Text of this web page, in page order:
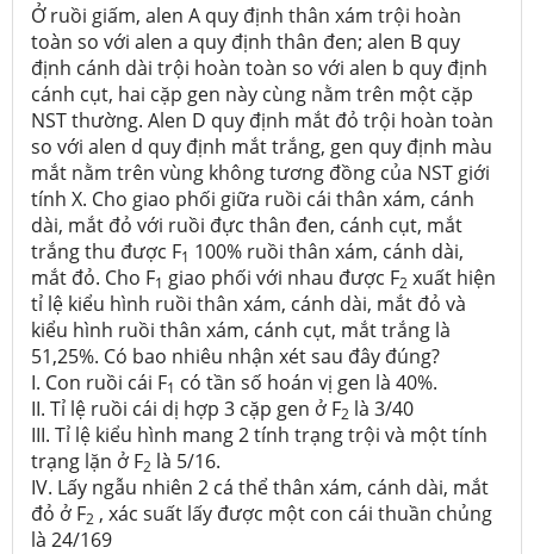
Ở ruồi giấm, alen A quy định thân xám trội hoàn
toàn so với alen a quy định thân đen; alen B quy
định cánh dài trội hoàn toàn so với alen b quy định
cánh cụt, hai cặp gen này cùng nằm trên một cặp
NST thường. Alen D quy định mắt đỏ trội hoàn toàn
so với alen d quy định mắt trắng, gen quy định màu
mắt nằm trên vùng không tương đồng của NST giới
tính X. Cho giao phối giữa ruồi cái thân xám, cánh
dài, mắt đỏ với ruồi đực thân đen, cánh cụt, mắt
trắng thu được F1 100% ruồi thân xám, cánh dài,
mắt đỏ. Cho F1 giao phối với nhau được F2 xuất hiện
tỉ lệ kiểu hình ruồi thân xám, cánh dài, mắt đỏ và
kiểu hình ruồi thân xám, cánh cụt, mắt trắng là
51,25%. Có bao nhiêu nhận xét sau đây đúng?
I. Con ruồi cái F1 có tần số hoán vị gen là 40%.
II. Tỉ lệ ruồi cái dị hợp 3 cặp gen ở F2 là 3/40
III. Tỉ lệ kiểu hình mang 2 tính trạng trội và một tính
trạng lặn ở F2 là 5/16.
IV. Lấy ngẫu nhiên 2 cá thể thân xám, cánh dài, mắt
đỏ ở F2 , xác suất lấy được một con cái thuần chủng
là 24/169